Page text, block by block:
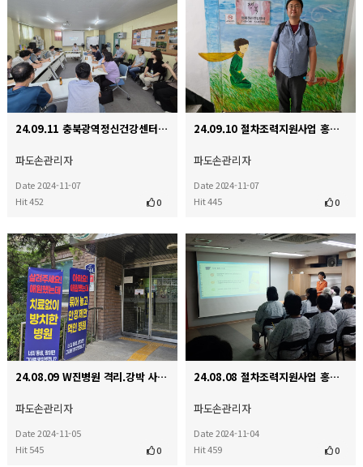
24.09.11 충북광역정신건강센터 내방
파도손관리자
Date 2024-11-07
Hit 452
0
24.09.10 절차조력지원사업 홍보를 위한 강동 행복정신건강센터 기관방문
파도손관리자
Date 2024-11-07
Hit 445
0
24.08.09 W진병원 격리.강박 사망사건 규탄 결의 대회
파도손관리자
Date 2024-11-05
Hit 545
0
24.08.08 절차조력지원사업 홍보를 위한 구로다나병원 기관방문
파도손관리자
Date 2024-11-04
Hit 459
0